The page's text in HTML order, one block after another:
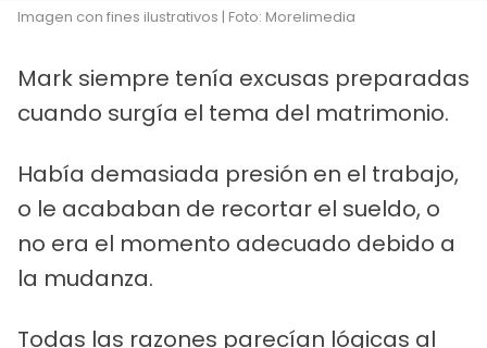
Imagen con fines ilustrativos | Foto: Morelimedia
Mark siempre tenía excusas preparadas
cuando surgía el tema del matrimonio.
Había demasiada presión en el trabajo,
o le acababan de recortar el sueldo, o
no era el momento adecuado debido a
la mudanza.
Todas las razones parecían lógicas al